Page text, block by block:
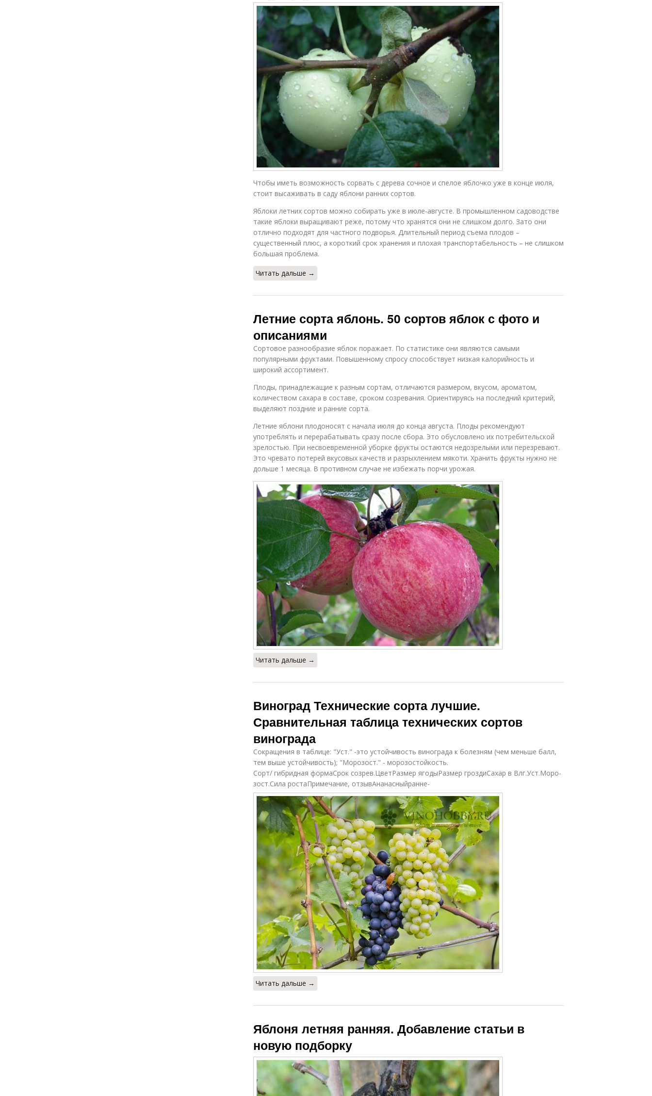
Чтобы иметь возможность сорвать с дерева сочное и спелое яблочко уже в конце июля,
стоит высаживать в саду яблони ранних сортов.
Яблоки летних сортов можно собирать уже в июле-августе. В промышленном садоводстве
такие яблоки выращивают реже, потому что хранятся они не слишком долго. Зато они
отлично подходят для частного подворья. Длительный период съема плодов –
существенный плюс, а короткий срок хранения и плохая транспортабельность – не слишком
большая проблема.
Читать дальше →
Летние сорта яблонь. 50 сортов яблок с фото и
описаниями
Сортовое разнообразие яблок поражает. По статистике они являются самыми
популярными фруктами. Повышенному спросу способствует низкая калорийность и
широкий ассортимент.
Плоды, принадлежащие к разным сортам, отличаются размером, вкусом, ароматом,
количеством сахара в составе, сроком созревания. Ориентируясь на последний критерий,
выделяют поздние и ранние сорта.
Летние яблони плодоносят с начала июля до конца августа. Плоды рекомендуют
употреблять и перерабатывать сразу после сбора. Это обусловлено их потребительской
зрелостью. При несвоевременной уборке фрукты остаются недозрелыми или перезревают.
Это чревато потерей вкусовых качеств и разрыхлением мякоти. Хранить фрукты нужно не
дольше 1 месяца. В противном случае не избежать порчи урожая.
Читать дальше →
Виноград Технические сорта лучшие.
Сравнительная таблица технических сортов
винограда
Сокращения в таблице: "Уст." -это устойчивость винограда к болезням (чем меньше балл,
тем выше устойчивость); "Морозост." - морозостойкость.
Сорт/ гибридная формаСрок созрев.ЦветРазмер ягодыРазмер гроздиСахар в Влг.Уст.Моро-
зост.Сила ростаПримечание, отзывАнанасныйранне-
Читать дальше →
Яблоня летняя ранняя. Добавление статьи в
новую подборку